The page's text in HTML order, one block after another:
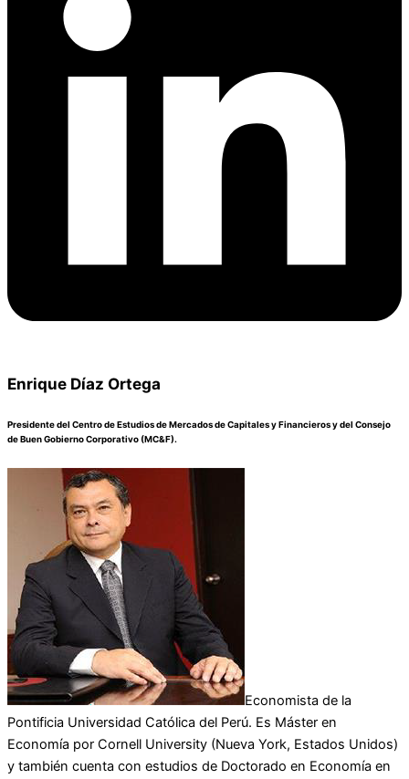
Enrique Díaz Ortega
Presidente del Centro de Estudios de Mercados de Capitales y Financieros y del Consejo
de Buen Gobierno Corporativo (MC&F).
Economista de la
Pontificia Universidad Católica del Perú. Es Máster en
Economía por Cornell University (Nueva York, Estados Unidos)
y también cuenta con estudios de Doctorado en Economía en